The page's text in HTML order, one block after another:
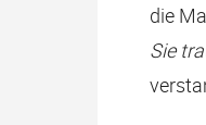
die
Sie